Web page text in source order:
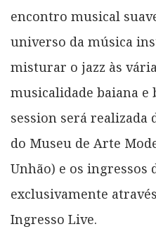
encontro musical
universo da música
misturar o jazz às
musicalidade baiana
session será realizada
do Museu de Arte
Unhão) e os ingressos
exclusivamente
Ingresso Live.